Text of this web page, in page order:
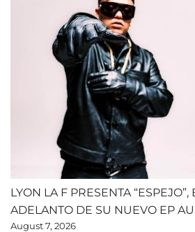
LYON LA F PRESENTA “ESPEJO”,
ADELANTO DE SU NUEVO EP
August 7, 2026